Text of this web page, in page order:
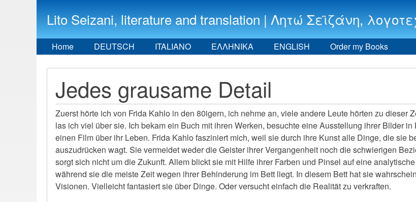
Lito Seizani, literature and translation | Λητώ Σεϊζάνη,
Home DEUTSCH ITALIANO ΕΛΛΗΝΙΚΑ ENGLISH Order my Books
Jedes grausame Detail
Zuerst hörte ich von Frida Kahlo in den 80igern, ich nehme an, viele andere Leute hörten zu dieser
las ich viel über sie. Ich bekam ein Buch mit ihren Werken, besuchte eine Ausstellung ihrer Bilder in
einen Film über ihr Leben. Frida Kahlo fasziniert mich, weil sie durch ihre Kunst alle Dinge, die sie
auszudrücken wagt. Sie vermeidet weder die Geister ihrer Vergangenheit noch die schwierigen
sorgt sich nicht um die Zukunft. Allem blickt sie mit Hilfe ihrer Farben und Pinsel auf eine
während sie die meiste Zeit wegen ihrer Behinderung im Bett liegt. In diesem Bett hat sie
Visionen. Vielleicht fantasiert sie über Dinge. Oder versucht einfach die Realität zu verkraften.